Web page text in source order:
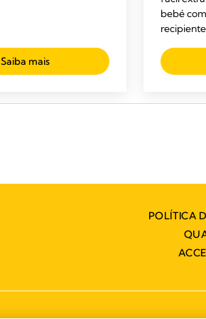
Saiba mais
bebé
POLÍTICA